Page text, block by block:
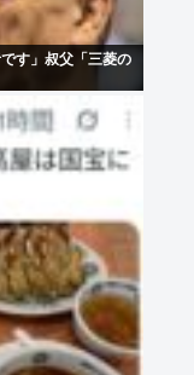
す」叔父「三菱の